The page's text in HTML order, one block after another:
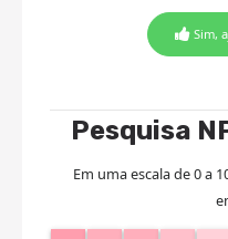
Sim,
Pesquisa
Em uma escala de 0 a